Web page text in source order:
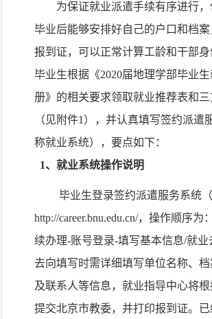
为保证就业派遣手续有序进行
毕业后能够安排好自己的户口和档案
报到证，可以正常计算工龄和干部
毕业生根据《2020届地理学部毕业
册》的相关要求领取就业推荐表和
（见附件1 ），并认真填写签约派遣
称就业系统），要点如下：
1、就业系统操作说明
毕业生登录签约派遣服务系统（
http://career.bnu.edu.cn/，操作顺序为
续办理-账号登录-填写基本信息/就业
去向填写时需详细填写单位名称、
及联系人等信息，就业指导中心将
提交北京市教委，并打印报到证。